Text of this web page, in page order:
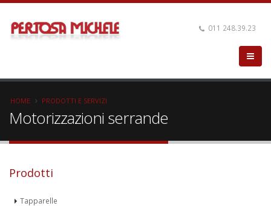
011 248.39.23
HOME PRODOTTI E SERVIZI
Motorizzazioni serrande
Prodotti
Tapparelle